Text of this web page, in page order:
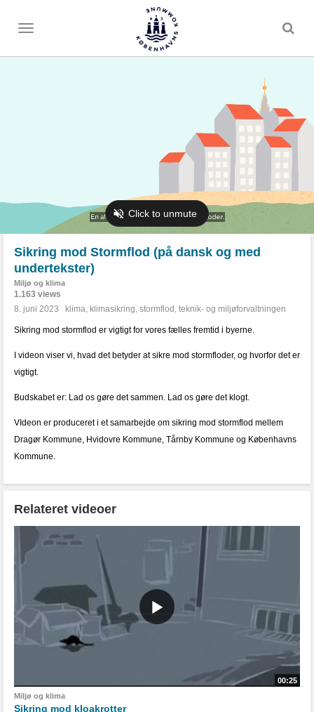
Toggle
Sikring mod Stormflod (på dansk og med
undertekster)
Miljø og klima
1.163 views
8. juni 2023
klima, klimasikring, stormflod , teknik- og miljøforvaltningen
Sikring mod stormflod er vigtigt for vores fælles fremtid i byerne.
I videon viser vi, hvad det betyder at sikre mod stormfloder, og hvorfor det er
vigtigt.
Budskabet er: Lad os gøre det sammen. Lad os gøre det klogt.
VIdeon er produceret i et samarbejde om sikring mod stormflod mellem
Dragør Kommune, Hvidovre Kommune, Tårnby Kommune og Københavns
Kommune.
Relateret videoer
00:25
Miljø og klima
Sikring mod kloakrotter